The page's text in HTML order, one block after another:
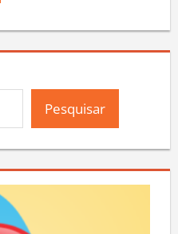
Pesquisar